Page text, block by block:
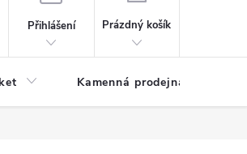
Přihlášení
Prázdný košík
Kamenná prodejna